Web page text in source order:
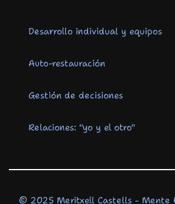
Desarrollo individual y equipos
Auto-restauración
Gestión de decisiones
Relaciones: "yo y el otro"
© 2025 Meritxell Castells - Mente